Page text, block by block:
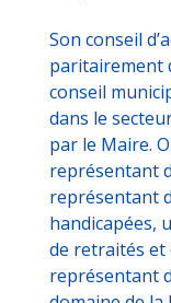
Son conseil
paritairement
conseil
dans le
par le Maire.
représentant
représentant
handicapées,
de retraités et
représentant